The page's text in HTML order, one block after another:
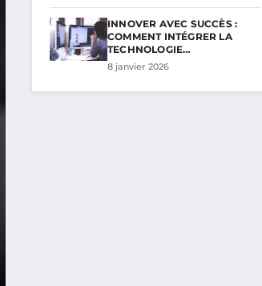
INNOVER AVEC SUCCÈS :
COMMENT INTÉGRER LA
TECHNOLOGIE…
8 janvier 2026